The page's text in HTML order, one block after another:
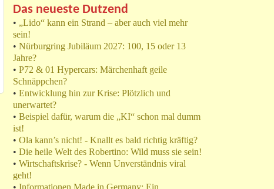
Das neueste Dutzend
• „Lido“ kann ein Strand – aber auch viel mehr
sein!
• Nürburgring Jubiläum 2027: 100, 15 oder 13
Jahre?
• P72 & 01 Hypercars: Märchenhaft geile
Schnäppchen?
• Entwicklung hin zur Krise: Plötzlich und
unerwartet?
• Beispiel dafür, warum die „KI“ schon mal dumm
ist!
• Ola kann’s nicht! - Knallt es bald richtig kräftig?
• Die heile Welt des Robertino: Wild muss sie sein!
• Wirtschaftskrise? - Wenn Unverständnis viral
geht!